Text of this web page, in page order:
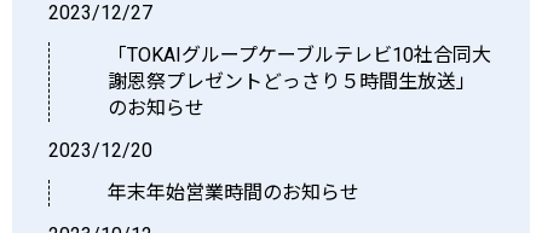
2023/12/27
「TOKAIグループケーブルテレビ10社合同大
謝恩祭プレゼントどっさり５時間生放送」
のお知らせ
2023/12/20
年末年始営業時間のお知らせ